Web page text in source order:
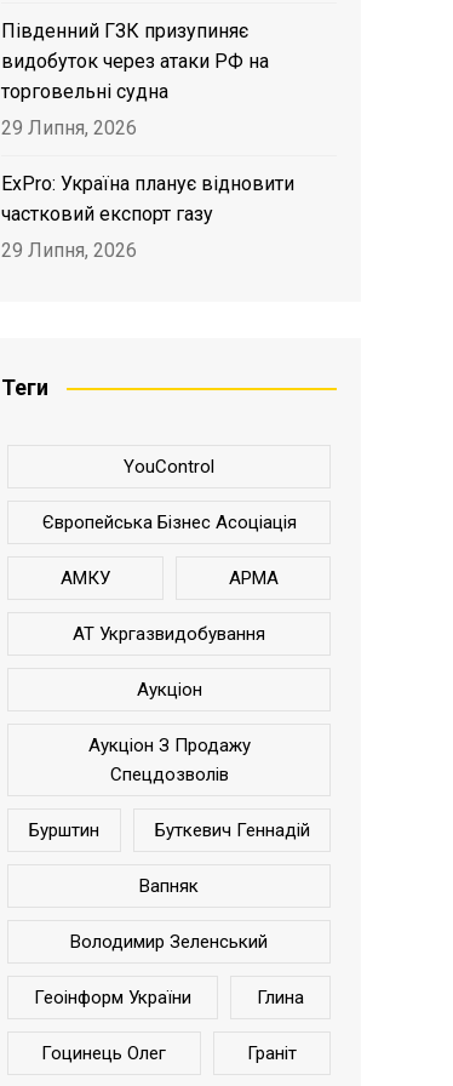
Південний ГЗК призупиняє
видобуток через атаки РФ на
торговельні судна
29 Липня, 2026
ExPro: Україна планує відновити
частковий експорт газу
29 Липня, 2026
Теги
YouControl
Європейська Бізнес Асоціація
АМКУ АРМА
АТ Укргазвидобування
Аукціон
Аукціон З Продажу
Спецдозволів
Бурштин Буткевич Геннадій
Вапняк
Володимир Зеленський
Геоінформ України Глина
Гоцинець Олег Граніт